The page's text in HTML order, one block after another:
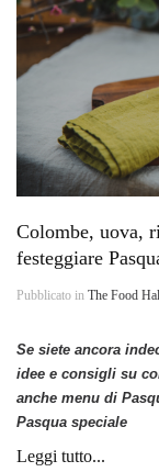
Colombe, uova,
festeggiare
Pubblicato in The Food
Se siete ancora
idee e consigli su
anche menu di
Pasqua speciale
Leggi tutto...